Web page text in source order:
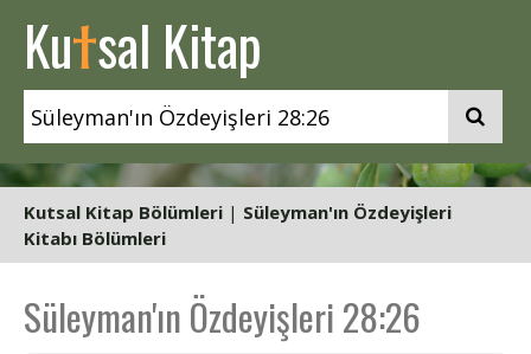
Kutsal Kitap
Kutsal Kitap Bölümleri | Süleyman'ın Özdeyişleri
Kitabı Bölümleri
Süleyman'ın Özdeyişleri 28:26